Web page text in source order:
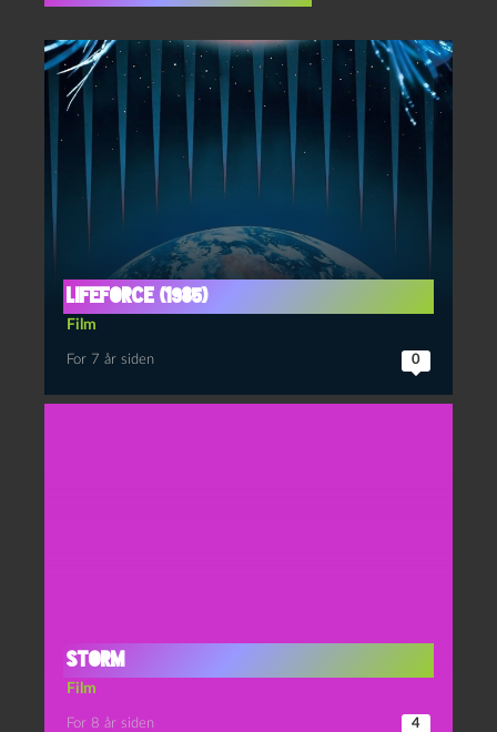
Lifeforce (1985)
Film
For 7 år siden 0
Storm
Film
For 8 år siden 4